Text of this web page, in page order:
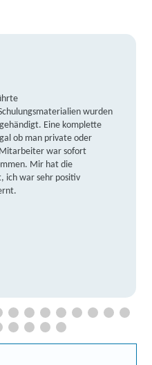
wurden
Eine komplette
ob man private oder
war sofort
Mir hat die
ich war sehr positiv